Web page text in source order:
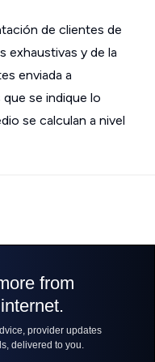
de clientes de
exhaustivas y de la
enviada a
se indique lo
se calculan a nivel